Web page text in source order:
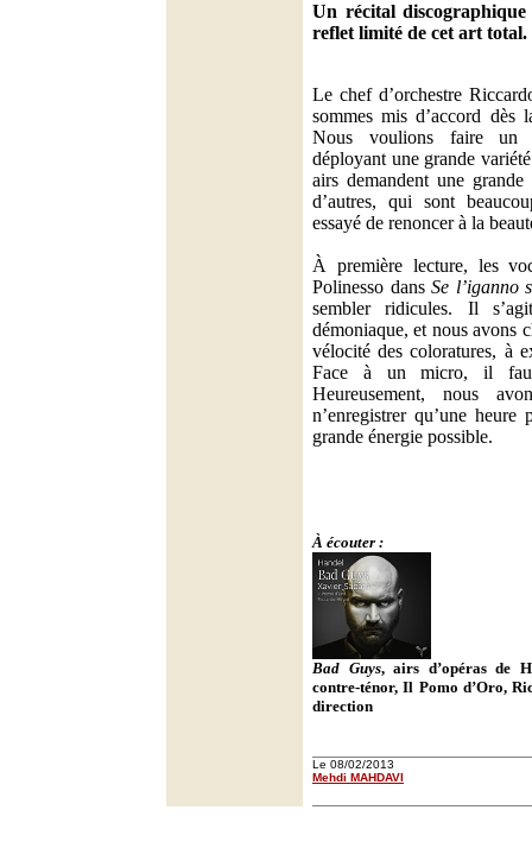
Un récital
reflet limité de cet art total.
Le chef d’orchestre
sommes mis d’accord dès
Nous voulions faire un
déployant une grande
airs demandent une
d’autres, qui sont
essayé de renoncer à la
À première lecture, les
Polinesso dans Se l’iganno
sembler ridicules. Il
démoniaque, et nous avons
vélocité des coloratures, à
Face à un micro, il
Heureusement, nous
n’enregistrer qu’une
grande énergie possible.
À écouter :
Bad Guys, airs d’opéras de
contre-ténor, Il Pomo d’Oro,
direction
Le 08/02/2013
Mehdi MAHDAVI